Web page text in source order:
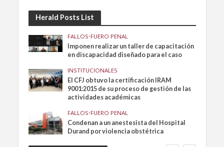
Herald Posts List
FALLOS•FUERO PENAL
Imponen realizar un taller de capacitación
en discapacidad diseñado para el caso
INSTITUCIONALES
El CFJ obtuvo la certificación IRAM
9001:2015 de su proceso de gestión de las
actividades académicas
FALLOS•FUERO PENAL
Condenan a un anestesista del Hospital
Durand por violencia obstétrica